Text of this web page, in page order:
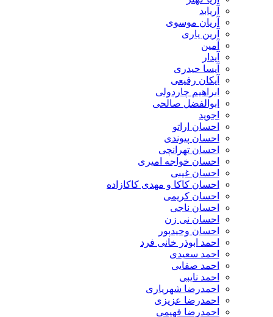
آریابد
آریان موسوی
آرین یاری
آمین
آیدار
آیسا حیدری
آیکان رفیعی
ابراهیم چاردولی
ابوالفضل صالحی
اجوید
احسان اراتو
احسان پیوندی
احسان تهرانچی
احسان خواجه امیری
احسان غیبی
احسان کاکا و مهدی کاکازاده
احسان کریمی
احسان ناجی
احسان نی زن
احسان وحیدپور
احمد ابوذر خانی فرد
احمد سعیدی
احمد صفایی
احمد نایبی
احمدرضا شهریاری
احمدرضا عزیزی
احمدرضا فهیمی